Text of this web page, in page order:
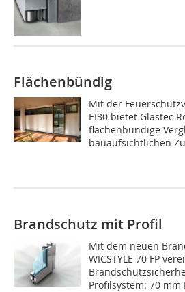
Flächenbündig
Mit der
EI30 bietet Glastec
flächenbündige
bauaufsichtlichen
Brandschutz mit Profil
Mit dem neuen
WICSTYLE 70 FP
Profilsystem: 70